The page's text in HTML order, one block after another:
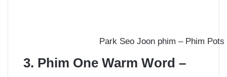
Park Seo Joon phim – Phim
3. Phim One Warm Word –